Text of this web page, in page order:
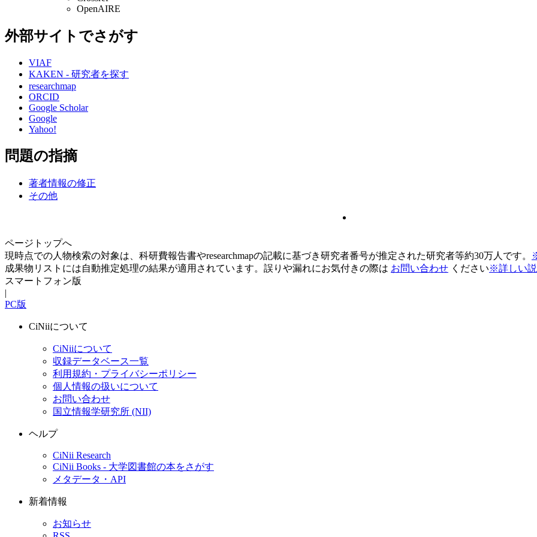
OpenAIRE
外部サイトでさがす
VIAF
KAKEN - 研究者を探す
researchmap
ORCID
Google Scholar
Google
Yahoo!
問題の指摘
著者情報の修正
その他
ページトップへ
現時点での人物検索の対象は、科研費報告書やresearchmapの記載に基づき研究者番号が推定された研究者等約30万人です。
成果物リストには自動推定処理の結果が適用されています。誤りや漏れにお気付きの際は お問い合わせ ください※詳しい
スマートフォン版
|
PC版
CiNiiについて
CiNiiについて
収録データベース一覧
利用規約・プライバシーポリシー
個人情報の扱いについて
お問い合わせ
国立情報学研究所 (NII)
ヘルプ
CiNii Research
CiNii Books - 大学図書館の本をさがす
メタデータ・API
新着情報
お知らせ